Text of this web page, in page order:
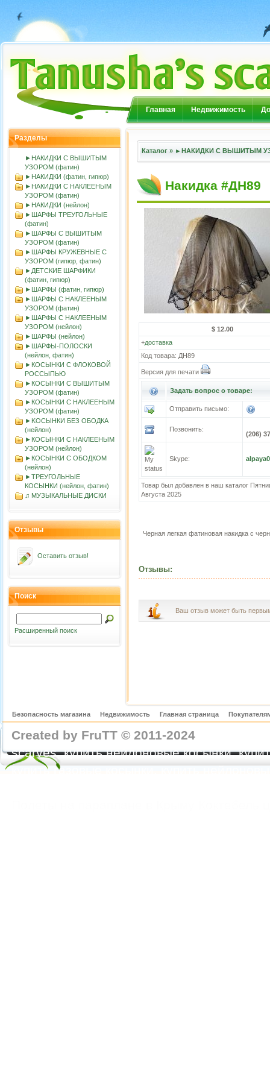
Главная Недвижимость
Разделы
►НАКИДКИ С ВЫШИТЫМ
УЗОРОМ (фатин)
►НАКИДКИ (фатин, гипюр)
►НАКИДКИ С НАКЛЕЕНЫМ
УЗОРОМ (фатин)
►НАКИДКИ (нейлон)
►ШАРФЫ ТРЕУГОЛЬНЫЕ
(фатин)
►ШАРФЫ С ВЫШИТЫМ
УЗОРОМ (фатин)
►ШАРФЫ КРУЖЕВНЫЕ С
УЗОРОМ (гипюр, фатин)
►ДЕТСКИЕ ШАРФИКИ
(фатин, гипюр)
►ШАРФЫ (фатин, гипюр)
►ШАРФЫ С НАКЛЕЕНЫМ
УЗОРОМ (фатин)
►ШАРФЫ С НАКЛЕЕНЫМ
УЗОРОМ (нейлон)
►ШАРФЫ (нейлон)
►ШАРФЫ-ПОЛОСКИ
(нейлон, фатин)
►КОСЫНКИ С ФЛОКОВОЙ
РОССЫПЬЮ
►КОСЫНКИ С ВЫШИТЫМ
УЗОРОМ (фатин)
►КОСЫНКИ С НАКЛЕЕНЫМ
УЗОРОМ (фатин)
►KOСЫНКИ БЕЗ ОБОДКА
(нейлон)
►КОСЫНКИ С НАКЛЕЕНЫМ
УЗОРОМ (нейлон)
►КОСЫНКИ С ОБОДКОМ
(нейлон)
►ТРЕУГОЛЬНЫЕ
КОСЫНКИ (нейлон, фатин)
♫ МУЗЫКАЛЬНЫЕ ДИСКИ
Отзывы
Оставить отзыв!
Поиск
Расширенный поиск
Каталог » ►НАКИДКИ С ВЫШИТЫМ
Накидка #ДН89
$ 12.00
+доставка
Код товара: ДН89
Версия для печати
Задать вопрос о товаре:
Отправить письмо:
Позвонить:
(206)
Skype:
Товар был добавлен в наш каталог
Августа 2025
Черная легкая фатиновая накидка с
Отзывы:
Ваш отзыв может быть
Безопасность магазина Недвижимость Главная страница
Created by FruTT © 2011-2024
scarves, купить нейлоновые косынки,
купить газовые косынки, купить